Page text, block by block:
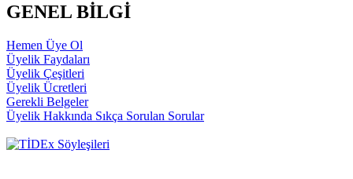
GENEL BİLGİ
Hemen Üye Ol
Üyelik Faydaları
Üyelik Çeşitleri
Üyelik Ücretleri
Gerekli Belgeler
Üyelik Hakkında Sıkça Sorulan Sorular